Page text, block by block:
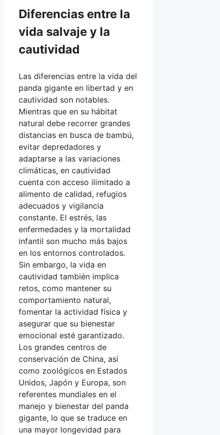
Diferencias entre la
vida salvaje y la
cautividad
Las diferencias entre la vida del
panda gigante en libertad y en
cautividad son notables.
Mientras que en su hábitat
natural debe recorrer grandes
distancias en busca de bambú,
evitar depredadores y
adaptarse a las variaciones
climáticas, en cautividad
cuenta con acceso ilimitado a
alimento de calidad, refugios
adecuados y vigilancia
constante. El estrés, las
enfermedades y la mortalidad
infantil son mucho más bajos
en los entornos controlados.
Sin embargo, la vida en
cautividad también implica
retos, como mantener su
comportamiento natural,
fomentar la actividad física y
asegurar que su bienestar
emocional esté garantizado.
Los grandes centros de
conservación de China, así
como zoológicos en Estados
Unidos, Japón y Europa, son
referentes mundiales en el
manejo y bienestar del panda
gigante, lo que se traduce en
una mayor longevidad para